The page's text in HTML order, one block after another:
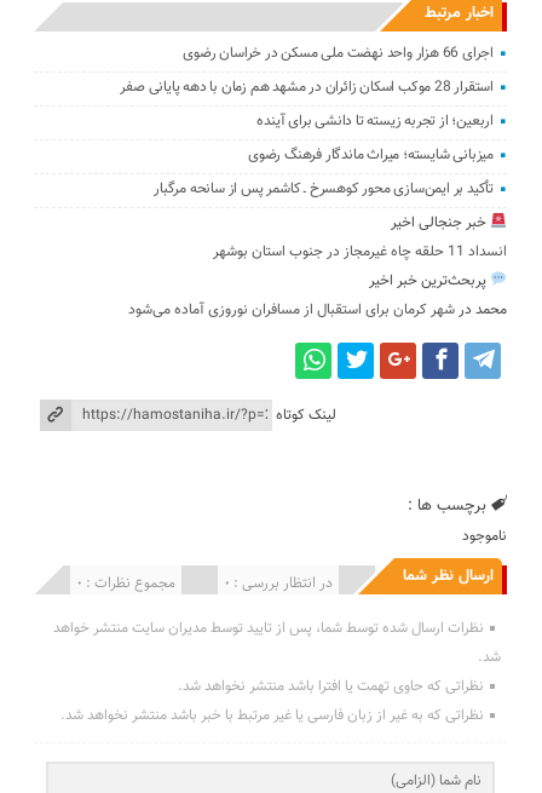
اخبار مرتبط
اجرای 66 هزار واحد نهضت ملی مسکن در خراسان رضوی
استقرار 28 موکب اسکان زائران در مشهد هم زمان با دهه پایانی صفر
اربعین؛ از تجربه زیسته تا دانشی برای آینده
میزبانی شایسته؛ میراث ماندگار فرهنگ رضوی
تأکید بر ایمن‌سازی محور کوهسرخ ـ کاشمر پس از سانحه مرگبار
خبر جنجالی اخیر
انسداد 11 حلقه چاه غیرمجاز در جنوب استان بوشهر
پربحث‌ترین خبر اخیر
محمد درشهر کرمان برای استقبال از مسافران نوروزی آماده می‌شود
لینک کوتاه
برچسب ها :
ناموجود
ارسال نظر شما مجموع نظرات : 0 در انتظار بررسی : 0 انتشار یافته : 0
نظرات ارسال شده توسط شما، پس از تایید توسط مدیران سایت منتشر خواهد
شد.
نظراتی که حاوی تهمت یا افترا باشد منتشر نخواهد شد.
نظراتی که به غیر از زبان فارسی یا غیر مرتبط با خبر باشد منتشر نخواهد شد.